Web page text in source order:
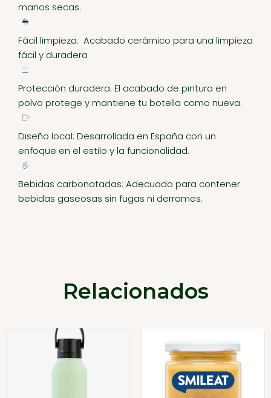
manos secas.
Fácil limpieza: Acabado cerámico para una limpieza
fácil y duradera
Protección duradera: El acabado de pintura en
polvo protege y mantiene tu botella como nueva.
Diseño local: Desarrollada en España con un
enfoque en el estilo y la funcionalidad.
Bebidas carbonatadas: Adecuado para contener
bebidas gaseosas sin fugas ni derrames.
Relacionados